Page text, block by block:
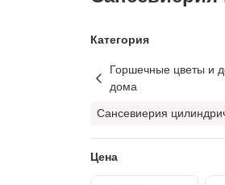
Категория
Горшечные цветы и
дома
Сансевиерия
Цена